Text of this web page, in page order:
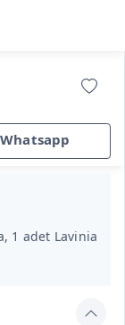
Whatsapp
1 adet Lavinia